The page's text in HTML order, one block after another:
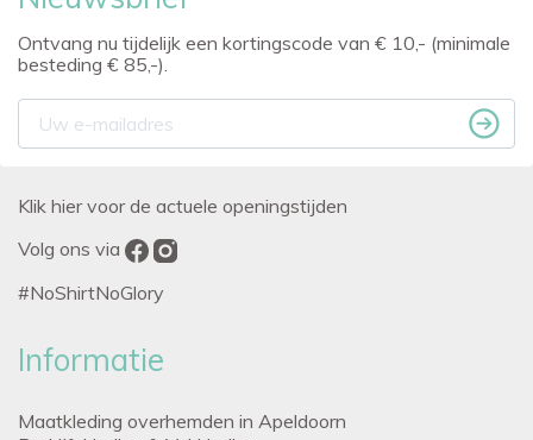
Ontvang nu tijdelijk een kortingscode van € 10,- (minimale
besteding € 85,-).
Klik hier voor de actuele openingstijden
Volg ons via
#NoShirtNoGlory
Informatie
Maatkleding overhemden in Apeldoorn